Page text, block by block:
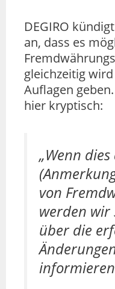
DEGIRO
an, dass es
gleichzeitig
Auflagen
hier kryptisch:
„Wenn
von
werden wir
über die